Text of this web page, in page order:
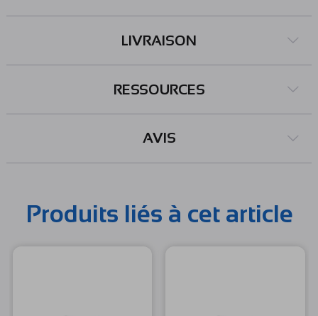
LIVRAISON
RESSOURCES
AVIS
Produits liés à cet article